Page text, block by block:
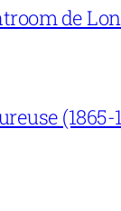
de
(1865-